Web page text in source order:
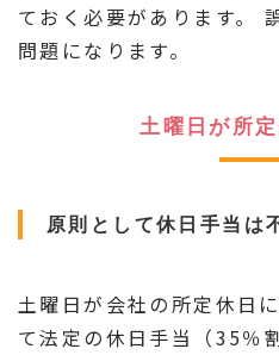
ておく必要があります。
問題になります。
土曜日が所
原則として休日手当は
土曜日が会社の所定休日
て法定の休日手当（35％